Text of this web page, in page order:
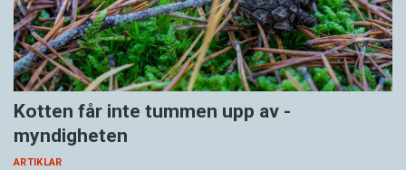
Kotten får inte tummen upp av ­
myndigheten
ARTIKLAR